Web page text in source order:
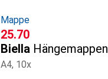
Mappe
CHF
25.70
Biella Hängemappen
A4, 10x